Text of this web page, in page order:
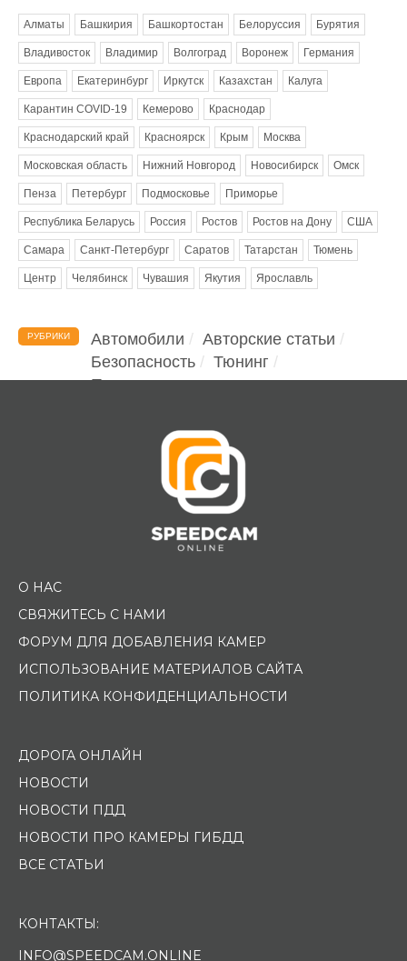
Алматы Башкирия Башкортостан Белоруссия Бурятия
Владивосток Владимир Волгоград Воронеж Германия
Европа Екатеринбург Иркутск Казахстан Калуга
Карантин COVID-19 Кемерово Краснодар
Краснодарский край Красноярск Крым Москва
Московская область Нижний Новгород Новосибирск Омск
Пенза Петербург Подмосковье Приморье
Республика Беларусь Россия Ростов Ростов на Дону США
Самара Санкт-Петербург Саратов Татарстан Тюмень
Центр Челябинск Чувашия Якутия Ярославль
РУБРИКИ Автомобили
Авторские статьи
Безопасность
Тюнинг
Помощь водителю
О НАС
СВЯЖИТЕСЬ С НАМИ
ФОРУМ ДЛЯ ДОБАВЛЕНИЯ КАМЕР
ИСПОЛЬЗОВАНИЕ МАТЕРИАЛОВ САЙТА
ПОЛИТИКА КОНФИДЕНЦИАЛЬНОСТИ
ДОРОГА ОНЛАЙН
НОВОСТИ
НОВОСТИ ПДД
НОВОСТИ ПРО КАМЕРЫ ГИБДД
ВСЕ СТАТЬИ
КОНТАКТЫ:
INFO@SPEEDCAM.ONLINE